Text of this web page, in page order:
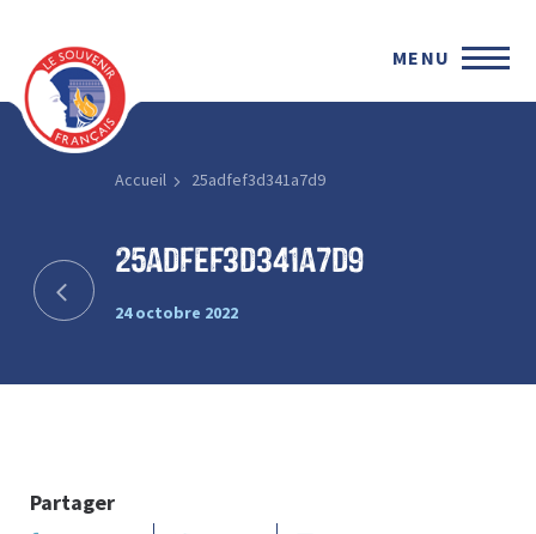
MENU
Accueil 25adfef3d341a7d9
25adfef3d341a7d9
24 octobre 2022
Partager